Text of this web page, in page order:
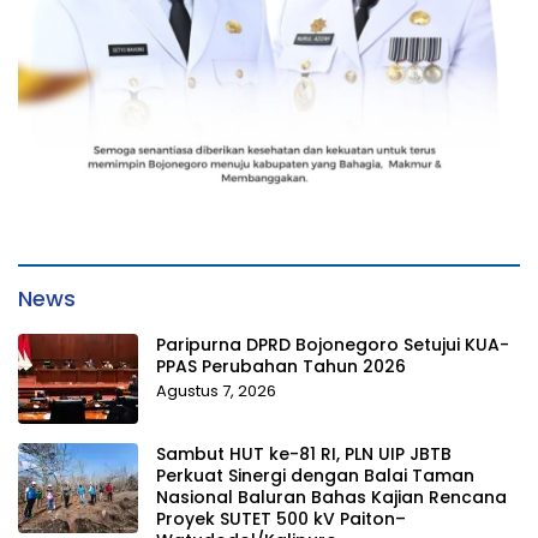
News
Paripurna DPRD Bojonegoro Setujui KUA-
PPAS Perubahan Tahun 2026
Agustus 7, 2026
Sambut HUT ke-81 RI, PLN UIP JBTB
Perkuat Sinergi dengan Balai Taman
Nasional Baluran Bahas Kajian Rencana
Proyek SUTET 500 kV Paiton–